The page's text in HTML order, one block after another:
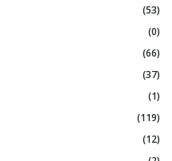
(53)
(0)
(66)
(37)
(1)
(119)
(12)